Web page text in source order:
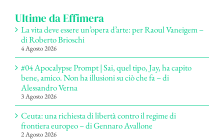
Ultime da Effimera
La vita deve essere un’opera d’arte: per Raoul Vaneigem –
di Roberto Brioschi
4 Agosto 2026
#04 Apocalypse Prompt | Sai, quel tipo, Jay, ha capito
bene, amico. Non ha illusioni su ciò che fa – di
Alessandro Verna
3 Agosto 2026
Ceuta: una richiesta di libertà contro il regime di
frontiera europeo – di Gennaro Avallone
2 Agosto 2026